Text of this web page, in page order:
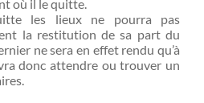
où il le quitte.
les lieux ne pourra pas
la restitution de sa part du
ne sera en effet rendu qu’à
donc attendre ou trouver un